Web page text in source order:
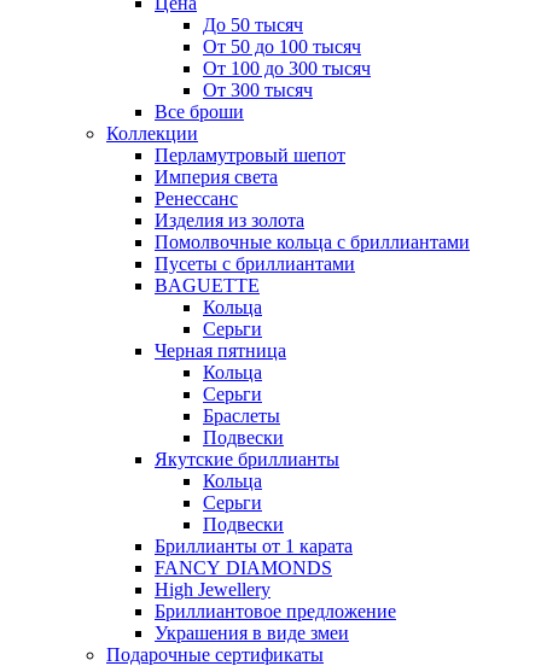
До 50 тысяч
От 50 до 100 тысяч
От 100 до 300 тысяч
От 300 тысяч
Все броши
Коллекции
Перламутровый шепот
Империя света
Ренессанс
Изделия из золота
Помолвочные кольца с бриллиантами
Пусеты с бриллиантами
BAGUETTE
Кольца
Серьги
Черная пятница
Кольца
Серьги
Браслеты
Подвески
Якутские бриллианты
Кольца
Серьги
Подвески
Бриллианты от 1 карата
FANCY DIAMONDS
High Jewellery
Бриллиантовое предложение
Украшения в виде змеи
Подарочные сертификаты